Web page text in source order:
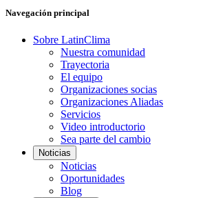
Navegación principal
Sobre LatinClima
Nuestra comunidad
Trayectoria
El equipo
Organizaciones socias
Organizaciones Aliadas
Servicios
Video introductorio
Sea parte del cambio
Noticias
Noticias
Oportunidades
Blog